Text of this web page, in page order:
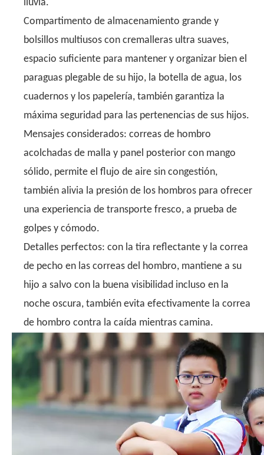
lluvia.
Compartimento de almacenamiento grande y
bolsillos multiusos con cremalleras ultra suaves,
espacio suficiente para mantener y organizar bien el
paraguas plegable de su hijo, la botella de agua, los
cuadernos y los papelería, también garantiza la
máxima seguridad para las pertenencias de sus hijos.
Mensajes considerados: correas de hombro
acolchadas de malla y panel posterior con mango
sólido, permite el flujo de aire sin congestión,
también alivia la presión de los hombros para ofrecer
una experiencia de transporte fresco, a prueba de
golpes y cómodo.
Detalles perfectos: con la tira reflectante y la correa
de pecho en las correas del hombro, mantiene a su
hijo a salvo con la buena visibilidad incluso en la
noche oscura, también evita efectivamente la correa
de hombro contra la caída mientras camina.